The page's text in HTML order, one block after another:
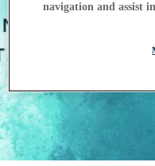
navigation and assist